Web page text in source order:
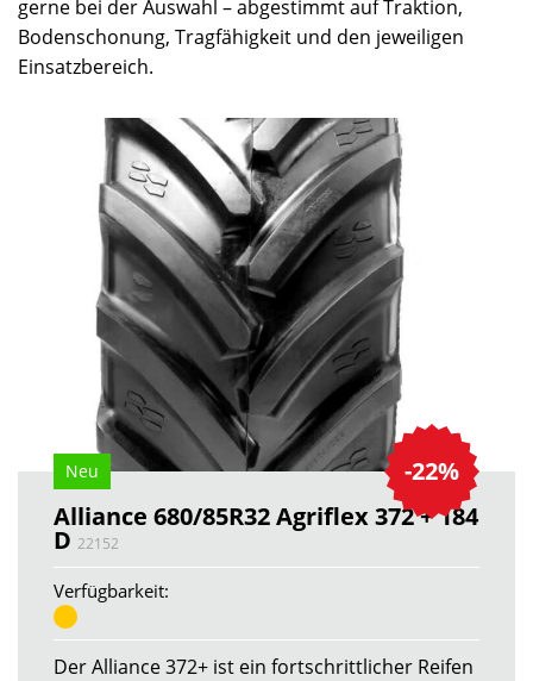
gerne bei der Auswahl – abgestimmt auf Traktion,
Bodenschonung, Tragfähigkeit und den jeweiligen
Einsatzbereich.
-22%
Neu
Alliance 680/85R32 Agriflex 372 + 184
D 22152
Verfügbarkeit:
Der Alliance 372+ ist ein fortschrittlicher Reifen